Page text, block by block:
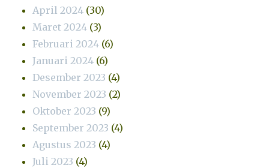
April 2024 (30)
Maret 2024 (3)
Februari 2024 (6)
Januari 2024 (6)
Desember 2023 (4)
November 2023 (2)
Oktober 2023 (9)
September 2023 (4)
Agustus 2023 (4)
Juli 2023 (4)